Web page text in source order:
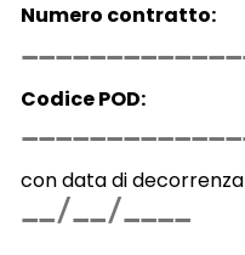
Numero contratto:
Codice POD:
con data di decorrenza